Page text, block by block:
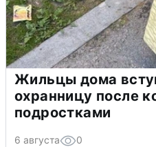
Жильцы дома
охранницу после
подростками
6 августа 0